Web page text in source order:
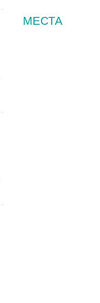
МЕСТА